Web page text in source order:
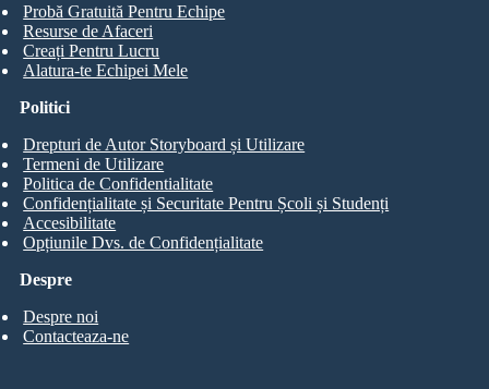
Probă Gratuită Pentru Echipe
Resurse de Afaceri
Creați Pentru Lucru
Alatura-te Echipei Mele
Despre
Despre noi
Contacteaza-ne
Politici
Drepturi de Autor Storyboard și Utilizare
Termeni de Utilizare
Politica de Confidentialitate
Confidențialitate și Securitate Pentru Școli și Studenți
Accesibilitate
Opțiunile Dvs. de Confidențialitate